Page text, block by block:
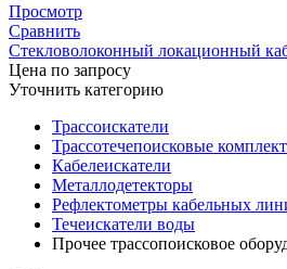
Просмотр
Сравнить
Стекловолоконный локационный
Цена по запросу
Уточнить категорию
Трассоискатели
Трассотечепоисковые
Кабелеискатели
Металлодетекторы
Рефлектометры кабельных
Течеискатели воды
Прочее трассопоисковое